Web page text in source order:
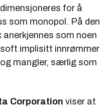
for å
som monopol. På den
anerkjennes som noen
implisitt innrømmer
mangler, særlig som
Corporation viser at